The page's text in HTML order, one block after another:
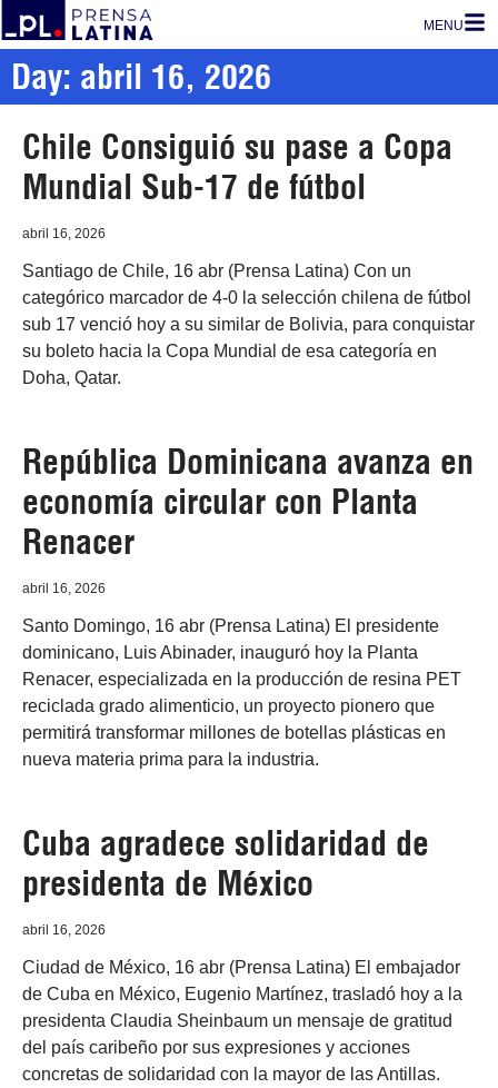
MENU
Day: abril 16, 2026
Chile Consiguió su pase a Copa
Mundial Sub-17 de fútbol
abril 16, 2026
Santiago de Chile, 16 abr (Prensa Latina) Con un
categórico marcador de 4-0 la selección chilena de fútbol
sub 17 venció hoy a su similar de Bolivia, para conquistar
su boleto hacia la Copa Mundial de esa categoría en
Doha, Qatar.
República Dominicana avanza en
economía circular con Planta
Renacer
abril 16, 2026
Santo Domingo, 16 abr (Prensa Latina) El presidente
dominicano, Luis Abinader, inauguró hoy la Planta
Renacer, especializada en la producción de resina PET
reciclada grado alimenticio, un proyecto pionero que
permitirá transformar millones de botellas plásticas en
nueva materia prima para la industria.
Cuba agradece solidaridad de
presidenta de México
abril 16, 2026
Ciudad de México, 16 abr (Prensa Latina) El embajador
de Cuba en México, Eugenio Martínez, trasladó hoy a la
presidenta Claudia Sheinbaum un mensaje de gratitud
del país caribeño por sus expresiones y acciones
concretas de solidaridad con la mayor de las Antillas.